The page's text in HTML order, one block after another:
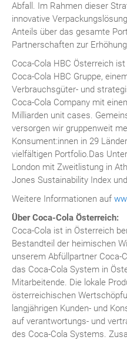
Abfall. Im Rahmen dieser
innovative
Anteils über das gesamte
Partnerschaften zur
Coca-Cola HBC Österreich
Coca-Cola HBC Gruppe,
Verbrauchsgüter- und
Coca-Cola Company mit
Milliarden unit cases.
versorgen wir gruppenweit
Konsument:innen in 29
vielfältigen Portfolio.Das
London mit Zweitlistung in
Jones Sustainability Index
Weitere Informationen auf
Über Coca-Cola Österreich:
Coca-Cola ist in Österreich
Bestandteil der heimischen
unserem Abfüllpartner Coca-
das Coca-Cola System in
Mitarbeitende. Die lokale
österreichischen
langjährigen Kunden- und
auf verantwortungs- und
des Coca-Cola Systems.